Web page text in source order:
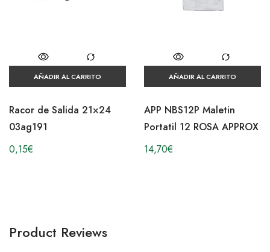
AÑADIR AL CARRITO
Racor de Salida 21×24
03ag191
0,15€
AÑADIR AL CARRITO
APP NBS12P Maletin
Portatil 12 ROSA APPROX
14,70€
Product Reviews